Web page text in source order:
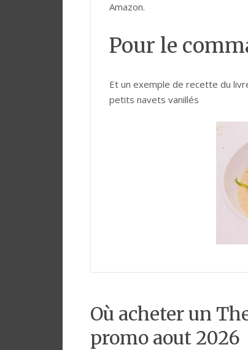
Amazon.
Pour le
Et un exemple de recette du
petits navets vanillés
Où acheter un
promo aout 2026